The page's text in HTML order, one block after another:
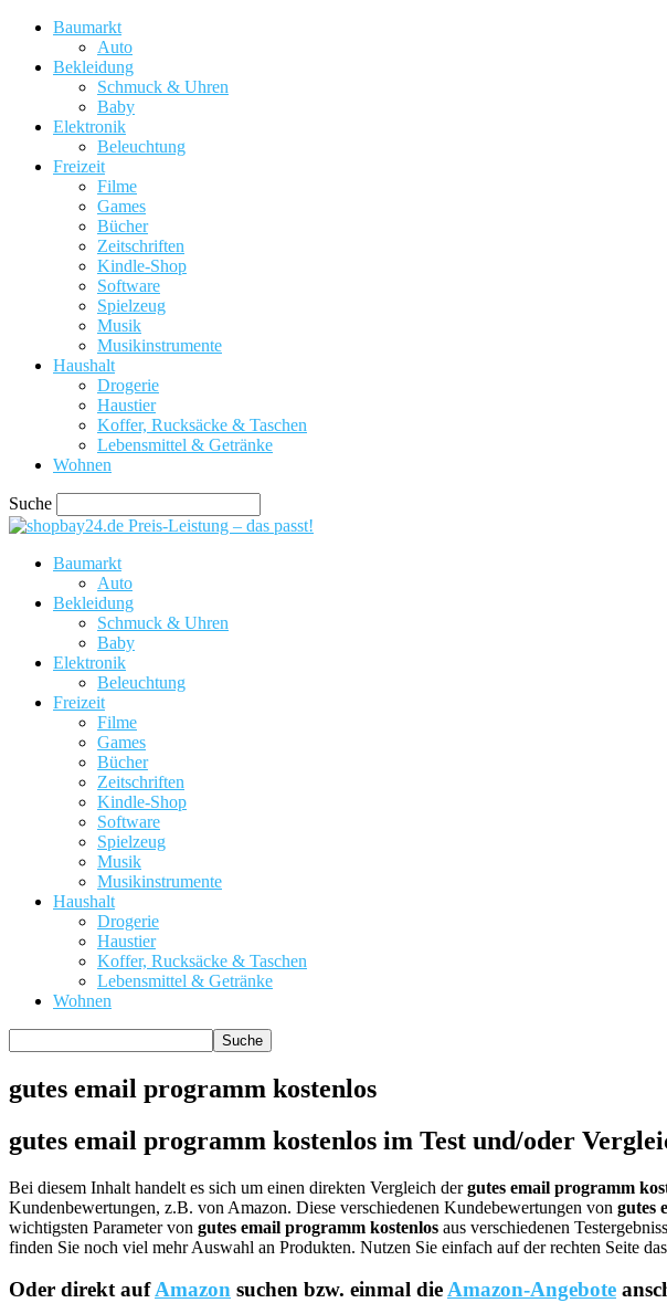
Baumarkt
Auto
Bekleidung
Schmuck & Uhren
Baby
Elektronik
Beleuchtung
Freizeit
Filme
Games
Bücher
Zeitschriften
Kindle-Shop
Software
Spielzeug
Musik
Musikinstrumente
Haushalt
Drogerie
Haustier
Koffer, Rucksäcke & Taschen
Lebensmittel & Getränke
Wohnen
Suche
Preis-Leistung – das passt!
Baumarkt
Auto
Bekleidung
Schmuck & Uhren
Baby
Elektronik
Beleuchtung
Freizeit
Filme
Games
Bücher
Zeitschriften
Kindle-Shop
Software
Spielzeug
Musik
Musikinstrumente
Haushalt
Drogerie
Haustier
Koffer, Rucksäcke & Taschen
Lebensmittel & Getränke
Wohnen
gutes email programm kostenlos
gutes email programm kostenlos im Test und/oder
Bei diesem Inhalt handelt es sich um einen direkten Vergleich dergutes email programm
Kundenbewertungen, z.B. von Amazon. Diese verschiedenen Kundebewertungen von gutes
wichtigsten Parameter von gutes email programm kostenlos aus verschiedenen
finden Sie noch viel mehr Auswahl an Produkten. Nutzen Sie einfach auf der rechten Seite
Oder direkt aufAmazon suchen bzw. einmal dieAmazon-Angebote